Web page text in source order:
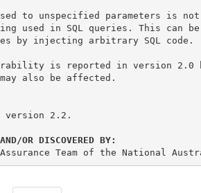
to unspecified parameters is
used in SQL queries. This can
by injecting arbitrary SQL code.
is reported in version 2.0
also be affected.
version 2.2.
OR DISCOVERED BY:
Team of the National